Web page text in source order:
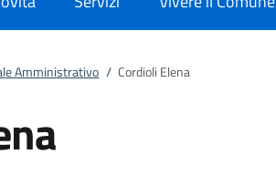
Amministrativo / Cordioli Elena